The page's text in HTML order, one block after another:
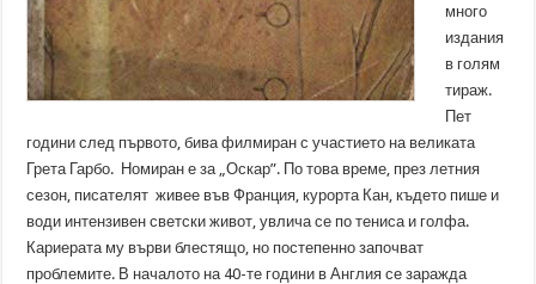
много
издания
в голям
тираж.
Пет
години след първото, бива филмиран с участието на великата
Грета Гарбо. Номиран е за „Оскар”. По това време, през летния
сезон, писателят живее във Франция, курорта Кан, където пише и
води интензивен светски живот, увлича се по тениса и голфа.
Кариерата му върви блестящо, но постепенно започват
проблемите. В началото на 40-те години в Англия се заражда